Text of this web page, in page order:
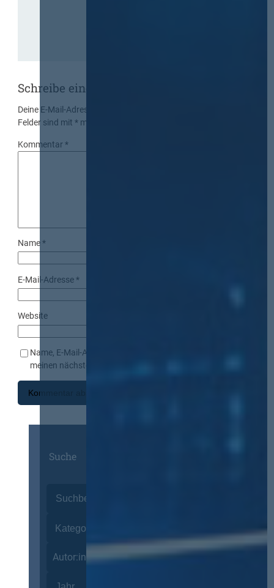
Schreibe einen Kommentar
Deine E-Mail-Adresse wird nicht veröffentlicht.
Felder sind mit* markiert
Kommentar*
Name*
E-Mail-Adresse*
Website
Name, E-Mail-Adresse und Website in diesem Browser für
meinen nächsten Kommentar speichern.
Suche
Autor:innen